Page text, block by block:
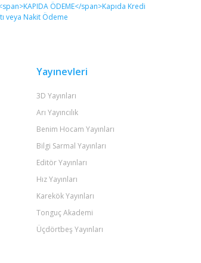
Yayınevleri
3D Yayınları
Arı Yayıncılık
Benim Hocam Yayınları
Bilgi Sarmal Yayınları
Editör Yayınları
Hız Yayınları
Karekök Yayınları
Tonguç Akademi
Üçdörtbeş Yayınları